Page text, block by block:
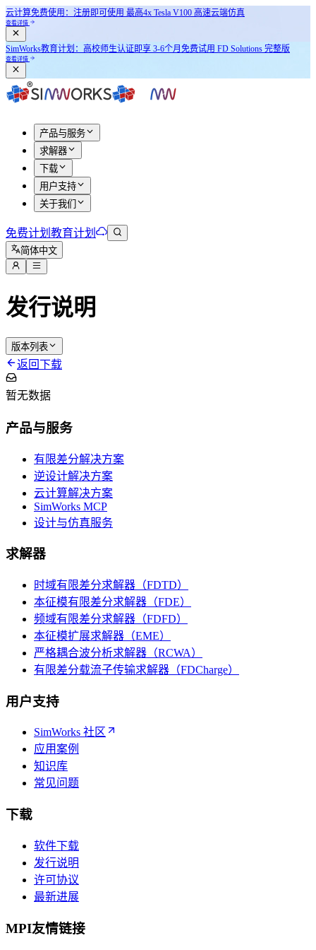
云计算免费使用：注册即可使用 最高4x Tesla V100 高速云端仿真
查看详情
SimWorks教育计划： 高校师生认证即享 3-6个月免费试用 FD Solutions 完整版
查看详情
产品与服务
求解器
下载
用户支持
关于我们
免费计划 教育计划
简体中文
发行说明
版本列表
返回下载
暂无数据
产品与服务
有限差分解决方案
逆设计解决方案
云计算解决方案
SimWorks MCP
设计与仿真服务
求解器
时域有限差分求解器（FDTD）
本征模有限差分求解器（FDE）
频域有限差分求解器（FDFD）
本征模扩展求解器（EME）
严格耦合波分析求解器（RCWA）
有限差分载流子传输求解器（FDCharge）
用户支持
SimWorks 社区
应用案例
知识库
常见问题
下载
软件下载
发行说明
许可协议
最新进展
MPI友情链接